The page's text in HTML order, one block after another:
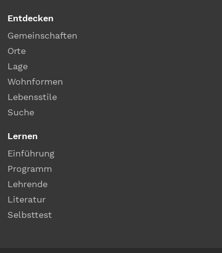
Entdecken
Gemeinschaften
Orte
Lage
Wohnformen
Lebensstile
Suche
Lernen
Einführung
Programm
Lehrende
Literatur
Selbsttest